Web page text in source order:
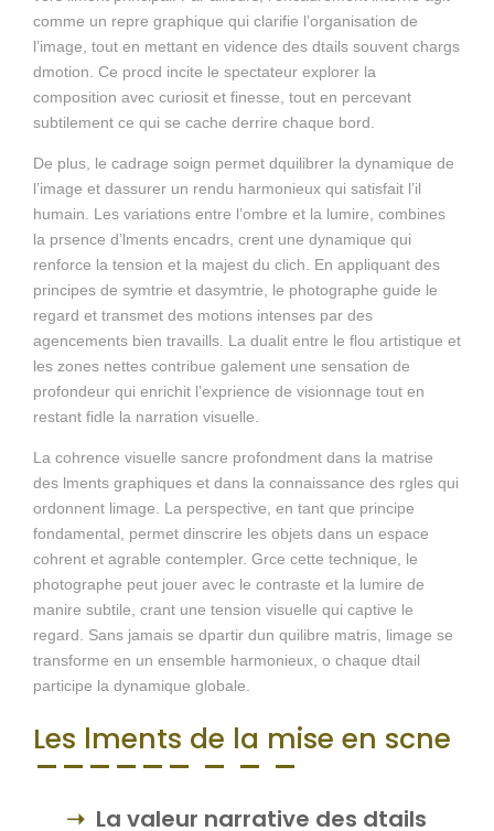
comme un repre graphique qui clarifie l’organisation de
l’image, tout en mettant en vidence des dtails souvent chargs
dmotion. Ce procd incite le spectateur explorer la
composition avec curiosit et finesse, tout en percevant
subtilement ce qui se cache derrire chaque bord.
De plus, le cadrage soign permet dquilibrer la dynamique de
l’image et dassurer un rendu harmonieux qui satisfait l’il
humain. Les variations entre l’ombre et la lumire, combines
la prsence d’lments encadrs, crent une dynamique qui
renforce la tension et la majest du clich. En appliquant des
principes de symtrie et dasymtrie, le photographe guide le
regard et transmet des motions intenses par des
agencements bien travaills. La dualit entre le flou artistique et
les zones nettes contribue galement une sensation de
profondeur qui enrichit l’exprience de visionnage tout en
restant fidle la narration visuelle.
La cohrence visuelle sancre profondment dans la matrise
des lments graphiques et dans la connaissance des rgles qui
ordonnent limage. La perspective, en tant que principe
fondamental, permet dinscrire les objets dans un espace
cohrent et agrable contempler. Grce cette technique, le
photographe peut jouer avec le contraste et la lumire de
manire subtile, crant une tension visuelle qui captive le
regard. Sans jamais se dpartir dun quilibre matris, limage se
transforme en un ensemble harmonieux, o chaque dtail
participe la dynamique globale.
Les lments de la mise en scne
La valeur narrative des dtails